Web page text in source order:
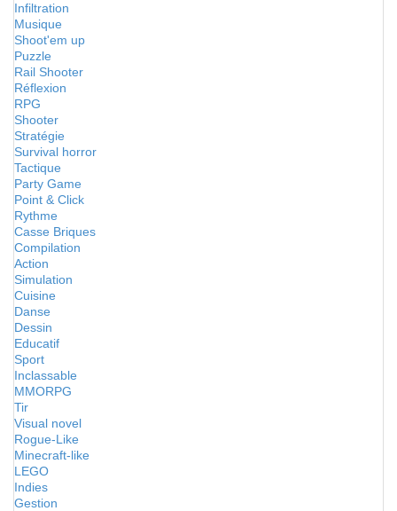
Infiltration
Musique
Shoot'em up
Puzzle
Rail Shooter
Réflexion
RPG
Shooter
Stratégie
Survival horror
Tactique
Party Game
Point & Click
Rythme
Casse Briques
Compilation
Action
Simulation
Cuisine
Danse
Dessin
Educatif
Sport
Inclassable
MMORPG
Tir
Visual novel
Rogue-Like
Minecraft-like
LEGO
Indies
Gestion